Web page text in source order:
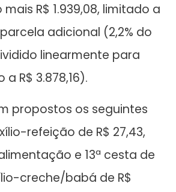
R$ 1.939,08, limitado a
parcela adicional (2,2% do
linearmente para
R$ 3.878,16).
propostos os seguintes
refeição de R$ 27,43,
e 13ª cesta de
creche/babá de R$